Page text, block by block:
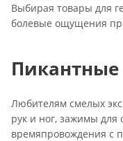
Выбирая товары для
болевые ощущения
Пикантные
Любителям смелых
рук и ног, зажимы
времяпровождения с